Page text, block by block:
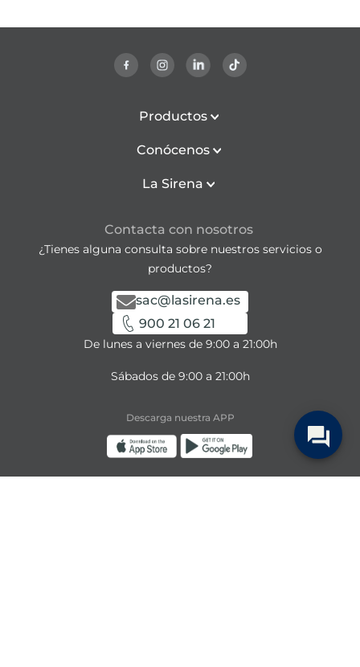
Productos
Conócenos
La Sirena
Contacta con nosotros
¿Tienes alguna consulta sobre nuestros servicios o
productos?
sac@lasirena.es
900 21 06 21
De lunes a viernes de 9:00 a 21:00h
Sábados de 9:00 a 21:00h
Descarga nuestra APP